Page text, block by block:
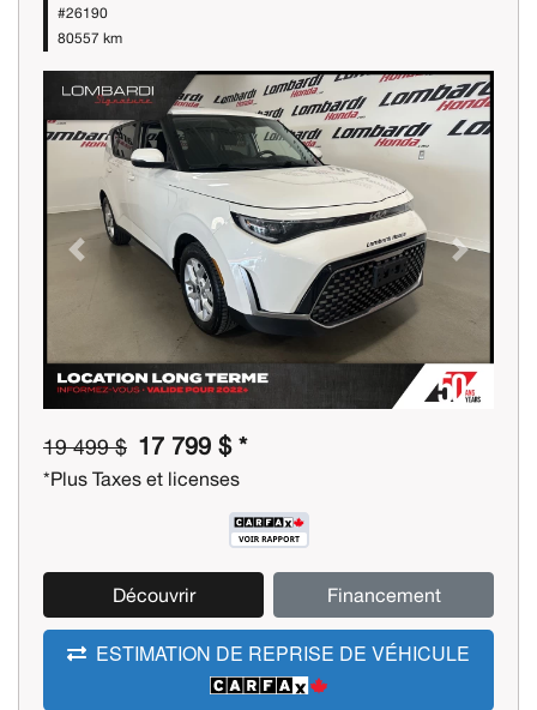
#26190
80557 km
Previous Next
19 499 $ 17 799 $ *
*Plus Taxes et licenses
Découvrir Financement
ESTIMATION DE REPRISE DE VÉHICULE